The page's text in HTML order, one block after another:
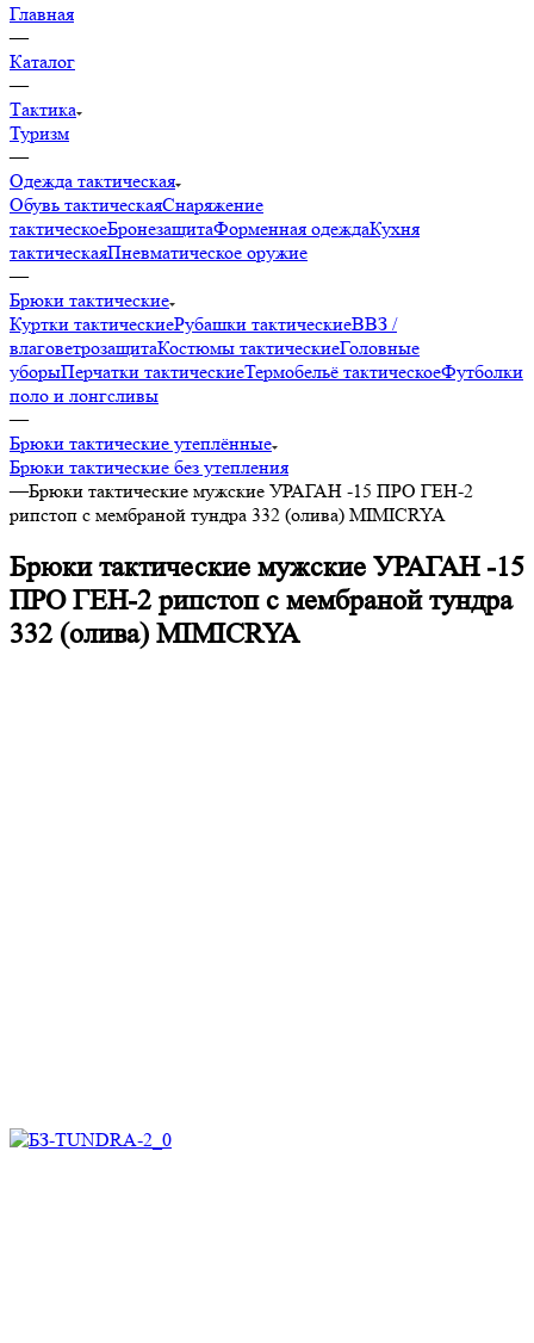
Главная
—
Каталог
—
Тактика
Туризм
—
Одежда тактическая
Обувь тактическаяСнаряжение
тактическоеБронезащитаФорменная одеждаКухня
тактическаяПневматическое оружие
—
Брюки тактические
Куртки тактическиеРубашки тактическиеВВЗ /
влаговетрозащитаКостюмы тактическиеГоловные
уборыПерчатки тактическиеТермобельё тактическоеФутболки
поло и лонгсливы
—
Брюки тактические утеплённые
Брюки тактические без утепления
—Брюки тактические мужские УРАГАН -15 ПРО ГЕН-2
рипстоп с мембраной тундра 332 (олива) MIMICRYA
Брюки тактические мужские УРАГАН -15
ПРО ГЕН-2 рипстоп с мембраной тундра
332 (олива) MIMICRYA